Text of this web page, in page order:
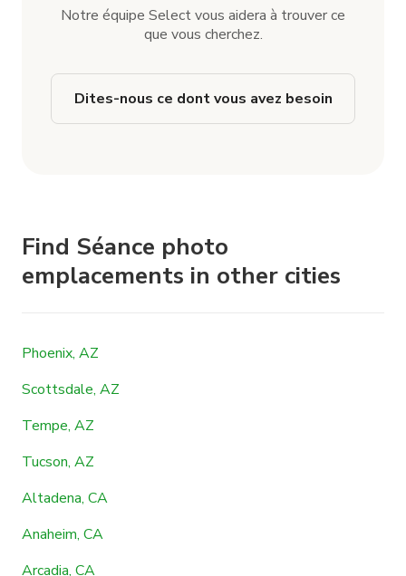
Notre équipe Select vous aidera à trouver ce
que vous cherchez.
Dites-nous ce dont vous avez besoin
Find Séance photo
emplacements in other cities
Phoenix, AZ
Scottsdale, AZ
Tempe, AZ
Tucson, AZ
Altadena, CA
Anaheim, CA
Arcadia, CA